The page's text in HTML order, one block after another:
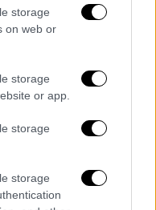
storage
on web or
storage
or app.
storage
storage
αστυνομικές
για τις
δική σας ευθύνη. Το
σχόλια θα